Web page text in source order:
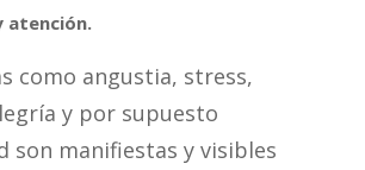
atención.
como angustia, stress,
y por supuesto
son manifiestas y visibles